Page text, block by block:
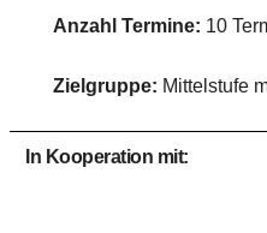
Anzahl Termine: 10
Zielgruppe: Mittelstufe
In Kooperation mit: